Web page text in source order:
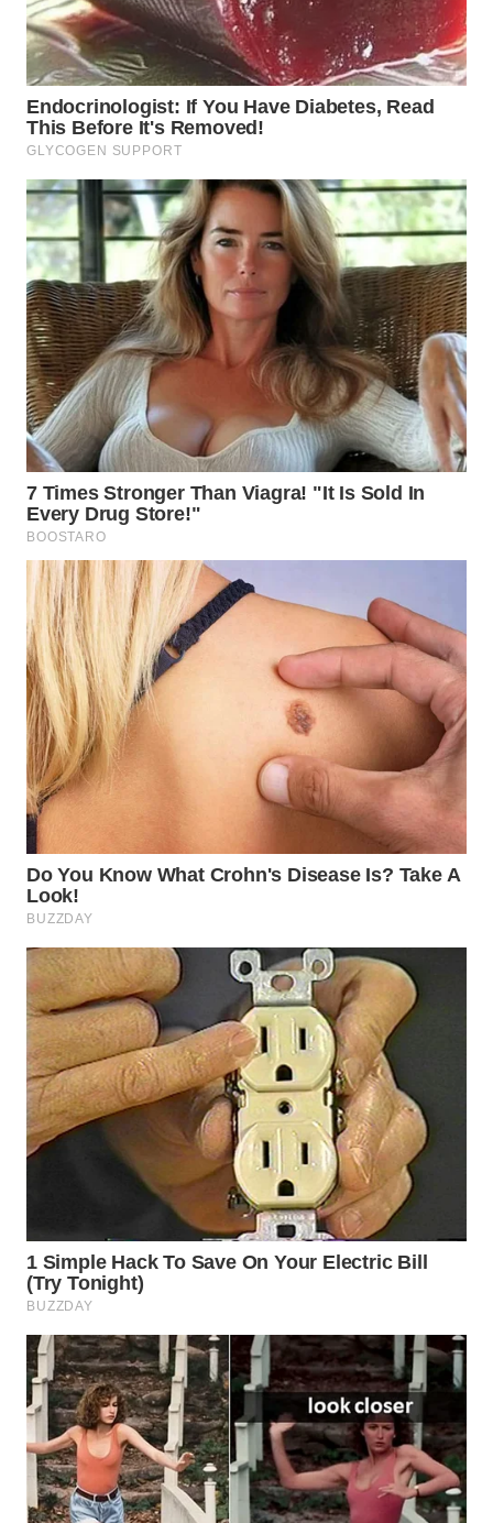
WN
MADURA
SURABAYA
WN
NATUNA
WN
BINTAN
WN
MANDALIKA
WN
LIKUPANG
WN
LABUANBAJO
WN
BORNEO
Wahana
Media
Group
WAHANA
NEWS
TANI
WAHANA
WAHANA
INFRASTRUKTUR
WAHANA
KONSUMEN
WAHANA
TRAVEL
TV
WAHANANEWS
ID
WAHANANEWS
CO ID